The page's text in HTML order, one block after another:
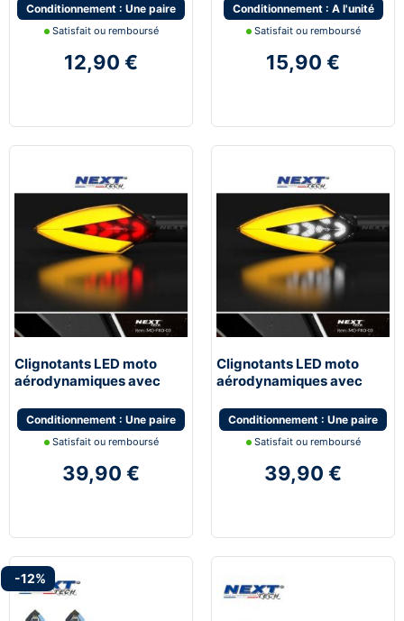
Conditionnement : Une paire
Satisfait ou remboursé
12,90 €
Conditionnement : A l'unité
Satisfait ou remboursé
15,90 €
Clignotants LED moto
aérodynamiques avec
Conditionnement : Une paire
Satisfait ou remboursé
39,90 €
Clignotants LED moto
aérodynamiques avec
Conditionnement : Une paire
Satisfait ou remboursé
39,90 €
-12%